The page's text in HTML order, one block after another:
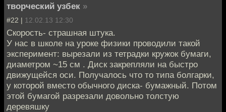
творческий узбек »
#22 | 12.02.13 12:30
Скорость- страшная штука.
У нас в школе на уроке физики проводили такой
эксперимент: вырезали из тетрадки кружок бумаги,
диаметром ~15 см . Диск закрепляли на быстро
движущейся оси. Получалось что то типа болгарки,
у которой вместо обычного диска- бумажный. Потом
этой бумагой разрезали довольно толстую
деревяшку